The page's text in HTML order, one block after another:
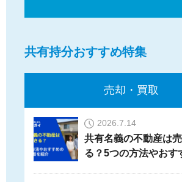
共有持分おすすめ特集
売却・買取
2026.7.14
共有名義の不動産は
る？5つの方法やおす